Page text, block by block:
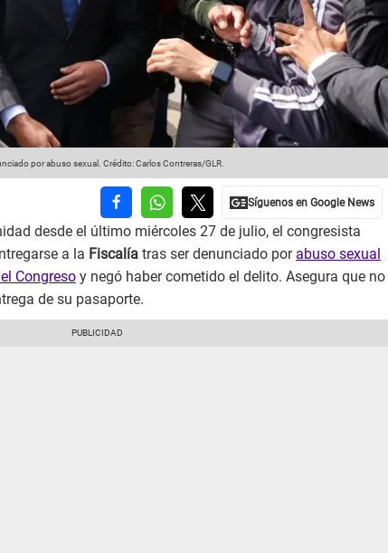
por abuso sexual. Crédito: Carlos Contreras/GLR.
desde el último miércoles 27 de julio, el congresista
a la Fiscalía tras ser denunciado por abuso sexual
Congreso y negó haber cometido el delito. Asegura que no
de su pasaporte.